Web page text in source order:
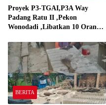
Proyek P3-TGAI,P3A Way
Padang Ratu II ,Pekon
Wonodadi ,Libatkan 10 Orang
Padang Ratu
BERITA